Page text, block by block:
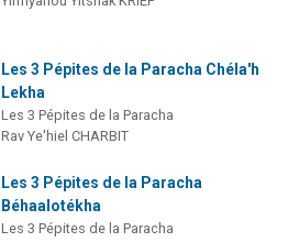
Les 3 Pépites de la Paracha Chéla'h
Lekha
Les 3 Pépites de la Paracha
Rav Ye'hiel CHARBIT
Les 3 Pépites de la Paracha
Béhaalotékha
Les 3 Pépites de la Paracha